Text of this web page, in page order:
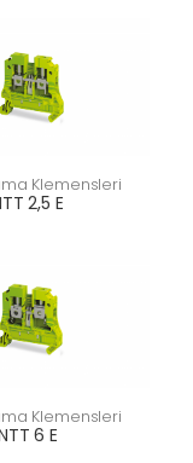
Klemensleri
2,5 E
Klemensleri
6 E